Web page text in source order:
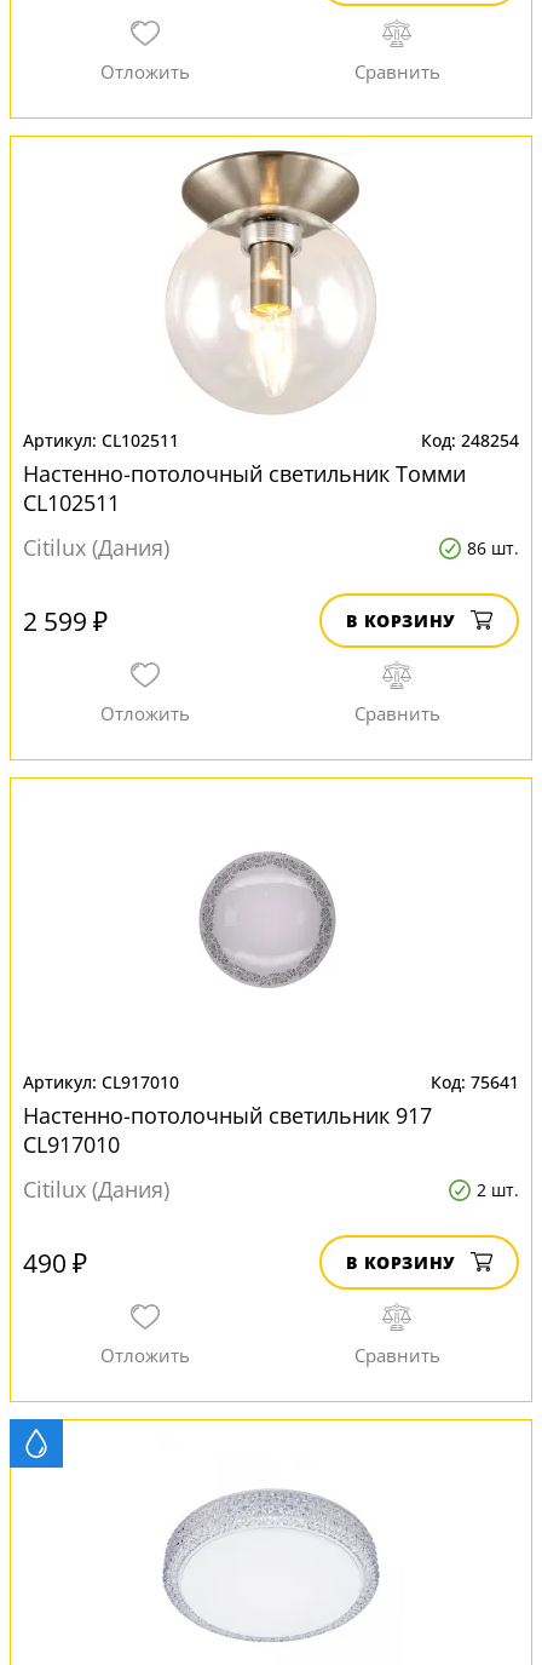
CL102511 248254
Настенно-потолочный светильник Томми
CL102511
Citilux (Дания)
86 шт.
2 599 ₽ В КОРЗИНУ
CL917010 75641
Настенно-потолочный светильник 917
CL917010
Citilux (Дания)
2 шт.
490 ₽ В КОРЗИНУ